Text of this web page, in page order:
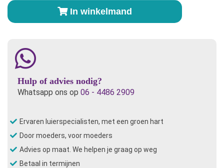
Blümchen
wetbag
Lieve
Koala
aantal
In winkelmand
Hulp of advies nodig?
Whatsapp ons op 06 - 4486 2909
Ervaren luierspecialisten, met een groen hart
Door moeders, voor moeders
Advies op maat. We helpen je graag op weg
Betaal in termijnen